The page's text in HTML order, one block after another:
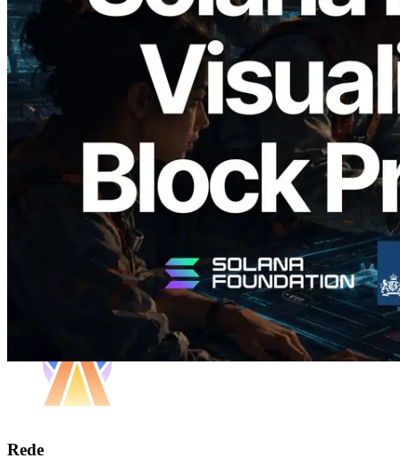
2026.05.24
Validators Solutions lança Solana Block
Analyzer — Visualizando o tempo de
produção de bloco por slot e o validador
responsável
Rede